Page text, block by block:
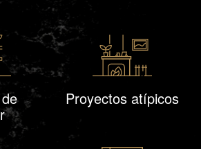
Proyectos atípicos